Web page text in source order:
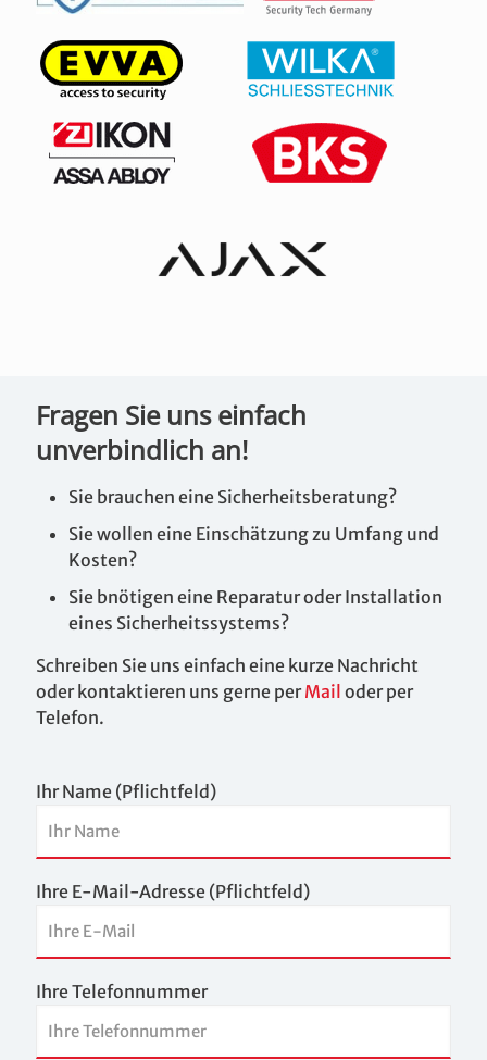
Fragen Sie uns einfach
unverbindlich an!
Sie brauchen eine Sicherheitsberatung?
Sie wollen eine Einschätzung zu Umfang und
Kosten?
Sie bnötigen eine Reparatur oder Installation
eines Sicherheitssystems?
Schreiben Sie uns einfach eine kurze Nachricht
oder kontaktieren uns gerne perMail oder per
Telefon.
Ihr Name (Pflichtfeld)
Ihre E-Mail-Adresse (Pflichtfeld)
Ihre Telefonnummer